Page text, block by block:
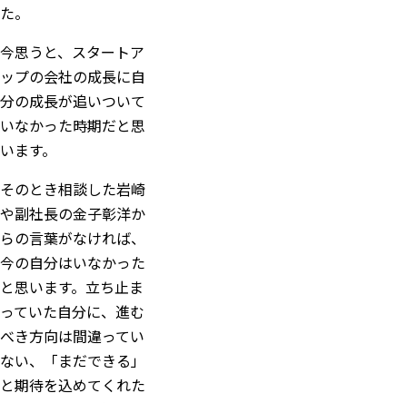
た。
今思うと、スタートア
ップの会社の成長に自
分の成長が追いついて
いなかった時期だと思
います。
そのとき相談した岩崎
や副社長の金子彰洋か
らの言葉がなければ、
今の自分はいなかった
と思います。立ち止ま
っていた自分に、進む
べき方向は間違ってい
ない、「まだできる」
と期待を込めてくれた